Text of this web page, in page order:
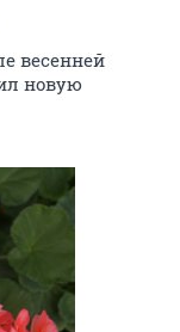
весенней
новую